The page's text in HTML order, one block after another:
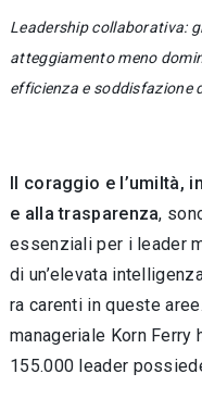
Leadership collaborativa:
atteggiamento meno
efficienza e soddisfazione
Il coraggio e l’umiltà,
e alla trasparenza,
essenziali per i leader
di un’elevata
ra carenti in queste
manageriale Korn
155.000 leader